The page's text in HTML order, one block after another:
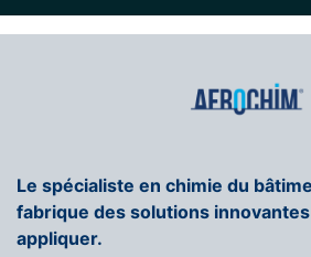
Le spécialiste en chimie du
fabrique des solutions
appliquer.